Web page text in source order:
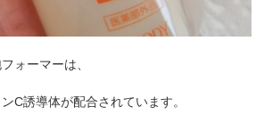
ォーマーは、
C誘導体が配合されています。